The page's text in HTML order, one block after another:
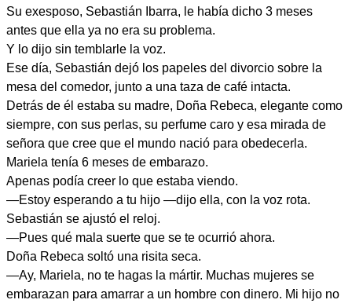
Su exesposo, Sebastián Ibarra, le había dicho 3 meses
antes que ella ya no era su problema.
Y lo dijo sin temblarle la voz.
Ese día, Sebastián dejó los papeles del divorcio sobre la
mesa del comedor, junto a una taza de café intacta.
Detrás de él estaba su madre, Doña Rebeca, elegante como
siempre, con sus perlas, su perfume caro y esa mirada de
señora que cree que el mundo nació para obedecerla.
Mariela tenía 6 meses de embarazo.
Apenas podía creer lo que estaba viendo.
—Estoy esperando a tu hijo —dijo ella, con la voz rota.
Sebastián se ajustó el reloj.
—Pues qué mala suerte que se te ocurrió ahora.
Doña Rebeca soltó una risita seca.
—Ay, Mariela, no te hagas la mártir. Muchas mujeres se
embarazan para amarrar a un hombre con dinero. Mi hijo no